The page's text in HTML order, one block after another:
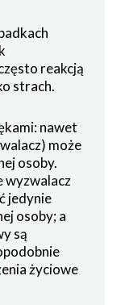
reakcją
strach.
nawet
może
osoby.
wyzwalacz
jedynie
osoby; a
są
życiowe